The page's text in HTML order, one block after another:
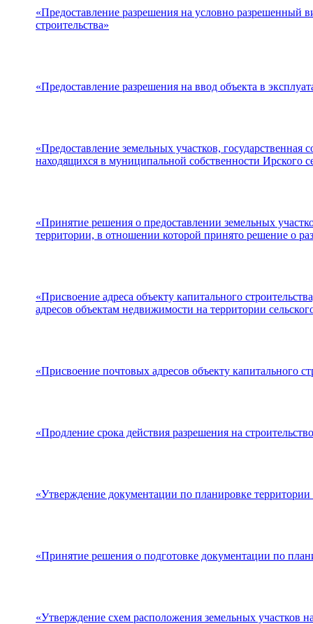
«Предоставление разрешения на условно разрешенный
строительства»
«Предоставление разрешения на ввод объекта в
«Предоставление земельных участков, государственная
находящихся в муниципальной собственности Ирского
«Принятие решения о предоставлении земельных
территории, в отношении которой принято решение о
«Присвоение адреса объекту капитального
адресов объектам недвижимости на территории
«Присвоение почтовых адресов объекту капитального
«Продление срока действия разрешения на
«Утверждение документации по планировке
«Принятие решения о подготовке документации по
«Утверждение схем расположения земельных участков